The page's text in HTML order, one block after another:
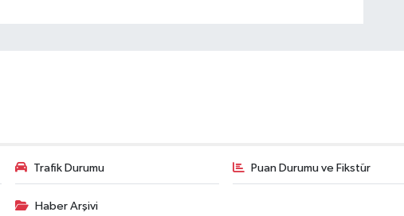
Trafik Durumu Puan Durumu ve Fikstür
Haber Arşivi